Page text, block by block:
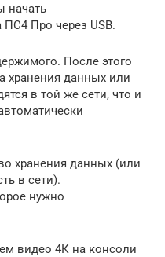
начать
Про через USB.
После этого
хранения данных или
в той же сети, что и
хранения данных (или
в сети).
нужно
видео 4К на консоли